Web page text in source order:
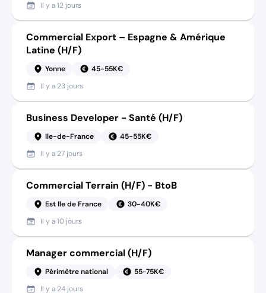
Il y a12 jours
Commercial Export – Espagne & Amérique
Latine (H/F)
Yonne
45-55K€
Il y a 23 jours
Business Developer - Santé (H/F)
Ile-de-France
45-55K€
Il y a 27 jours
Commercial Terrain (H/F) - BtoB
Est Ile de France
30-40K€
Il y a10 jours
Manager commercial (H/F)
Périmètre national
55-75K€
Il y a 24 jours